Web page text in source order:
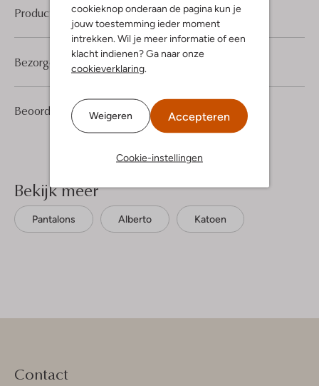
cookieknop onderaan de pagina kun je
jouw toestemming ieder moment
intrekken. Wil je meer informatie of een
klacht indienen? Ga naar onze
cookieverklaring
Weigeren Accepteren
Cookie-instellingen
Product informatie
Beoordelingen (2) 5/5
Sterren
Bezorgen & retourneren
Bekijk meer
Pantalons Alberto Katoen
Contact